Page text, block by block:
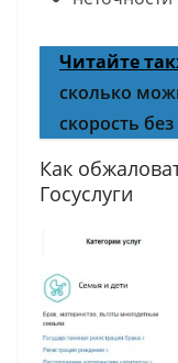
Читайте
сколько
скорость
Как
Госуслуги